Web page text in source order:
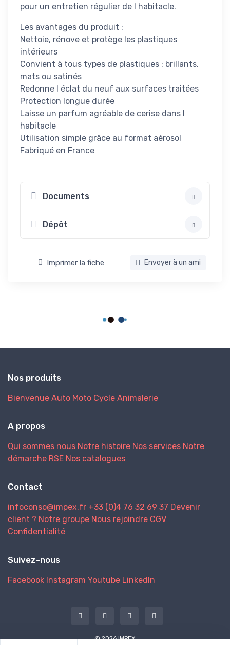
pour un entretien régulier de l habitacle.
Les avantages du produit :
Nettoie, rénove et protège les plastiques
intérieurs
Convient à tous types de plastiques : brillants,
mats ou satinés
Redonne l éclat du neuf aux surfaces traitées
Protection longue durée
Laisse un parfum agréable de cerise dans l
habitacle
Utilisation simple grâce au format aérosol
Fabriqué en France
Documents
Dépôt
Imprimer la fiche Envoyer à un ami
Nos produits
Bienvenue Auto Moto Cycle Animalerie
A propos
Qui sommes nous Notre histoire Nos services Notre
démarche RSE Nos catalogues
Contact
infoconso@impex.fr +33 (0)4 76 32 69 37 Devenir
client ? Notre groupe Nous rejoindre CGV
Confidentialité
Suivez-nous
Facebook Instagram Youtube LinkedIn
@ 2026 IMPEX